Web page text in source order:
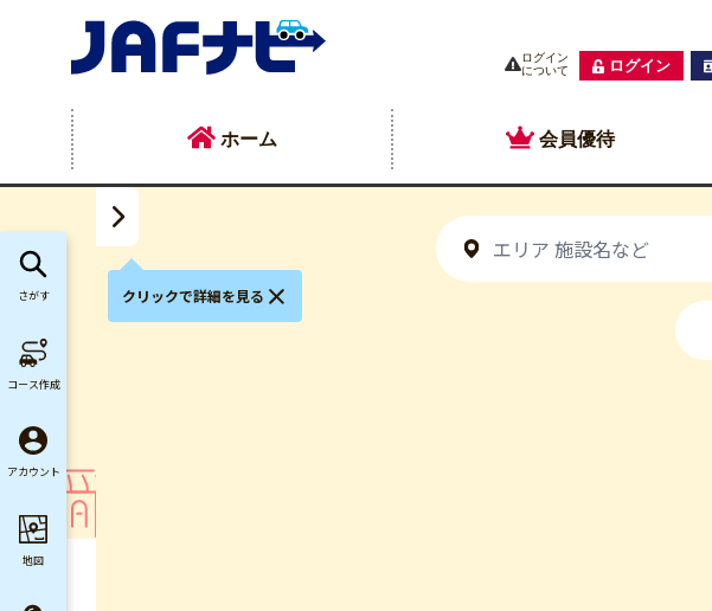
ログイン
について
ログイン
ホーム 会員優待
クリックで詳細を見る
さがす
コース作成
アカウント
地図